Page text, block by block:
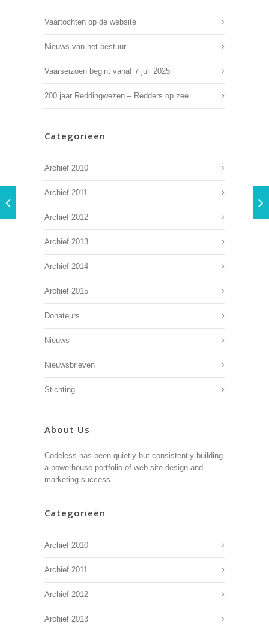
Vaartochten op de website
Nieuws van het bestuur
Vaarseizoen begint vanaf 7 juli 2025
200 jaar Reddingwezen – Redders op zee
Categorieën
Archief 2010
Archief 2011
Archief 2012
Archief 2013
Archief 2014
Archief 2015
Donateurs
Nieuws
Nieuwsbrieven
Stichting
About Us
Codeless has been quietly but consistently building
a powerhouse portfolio of web site design and
marketing success.
Categorieën
Archief 2010
Archief 2011
Archief 2012
Archief 2013